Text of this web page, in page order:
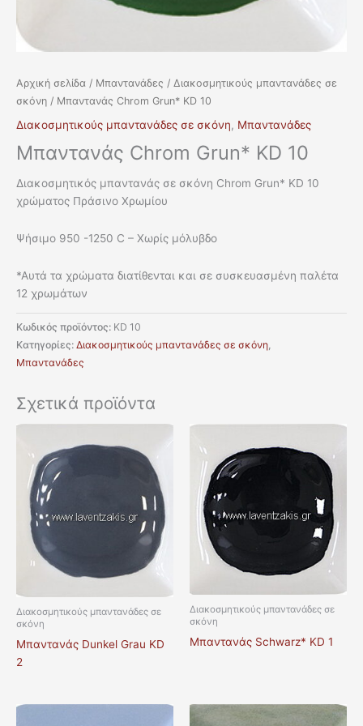
Αρχική σελίδα / Μπαντανάδες / Διακοσμητικούς μπαντανάδες σε
σκόνη / Μπαντανάς Chrom Grun* KD 10
Διακοσμητικούς μπαντανάδες σε σκόνη, Μπαντανάδες
Μπαντανάς Chrom Grun* KD 10
Διακοσμητικός μπαντανάς σε σκόνη Chrom Grun* KD 10
χρώματος Πράσινο Χρωμίου
Ψήσιμο 950 -1250 C – Χωρίς μόλυβδο
*Αυτά τα χρώματα διατίθενται και σε συσκευασμένη παλέτα
12 χρωμάτων
Κωδικός προϊόντος: KD 10
Κατηγορίες: Διακοσμητικούς μπαντανάδες σε σκόνη,
Μπαντανάδες
Σχετικά προϊόντα
Διακοσμητικούς μπαντανάδες σε
σκόνη
Μπαντανάς Dunkel Grau KD
2
Διακοσμητικούς μπαντανάδες σε
σκόνη
Μπαντανάς Schwarz* KD 1